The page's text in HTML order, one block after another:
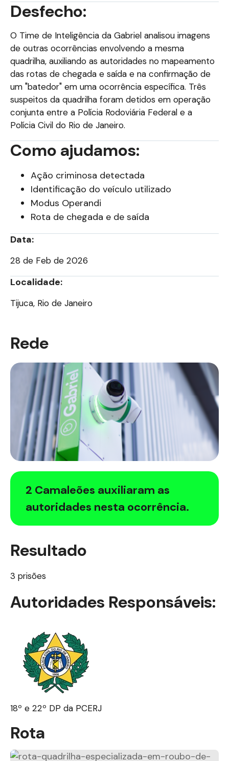
Desfecho:
O Time de Inteligência da Gabriel analisou imagens
de outras ocorrências envolvendo a mesma
quadrilha, auxiliando as autoridades no mapeamento
das rotas de chegada e saída e na confirmação de
um "batedor" em uma ocorrência específica. Três
suspeitos da quadrilha foram detidos em operação
conjunta entre a Polícia Rodoviária Federal e a
Polícia Civil do Rio de Janeiro.
Como ajudamos:
Ação criminosa detectada
Identificação do veículo utilizado
Modus Operandi
Rota de chegada e de saída
Data:
28 de Feb de 2026
Localidade:
Tijuca, Rio de Janeiro
Rede
2 Camaleões auxiliaram as
autoridades nesta ocorrência.
Resultado
3 prisões
Autoridades Responsáveis:
18º e 22º DP da PCERJ
Rota